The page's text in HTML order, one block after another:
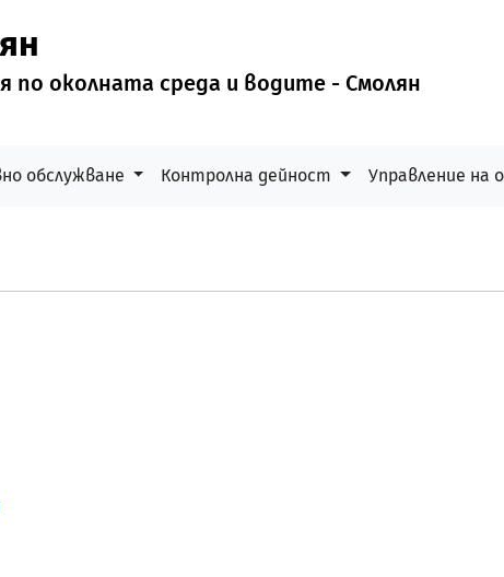
по околната среда и водите - Смолян
обслужване Контролна дейност Управление на